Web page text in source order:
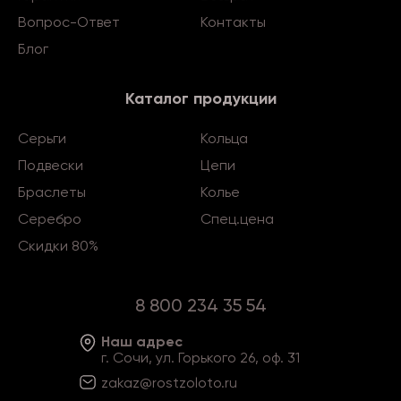
Вопрос-Ответ
Контакты
Блог
Каталог продукции
Серьги
Кольца
Подвески
Цепи
Браслеты
Колье
Серебро
Спец.цена
Скидки 80%
8 800 234 35 54
Наш адрес
г. Сочи, ул. Горького 26, оф. 31
zakaz@rostzoloto.ru